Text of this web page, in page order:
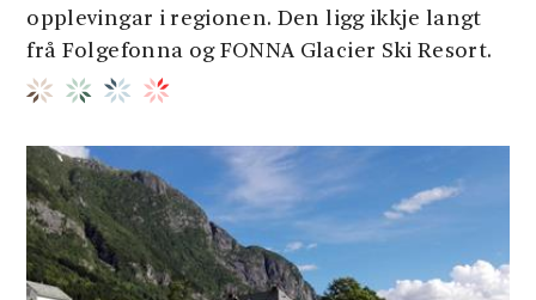
opplevingar i regionen. Den ligg ikkje langt
frå Folgefonna og FONNA Glacier Ski Resort.